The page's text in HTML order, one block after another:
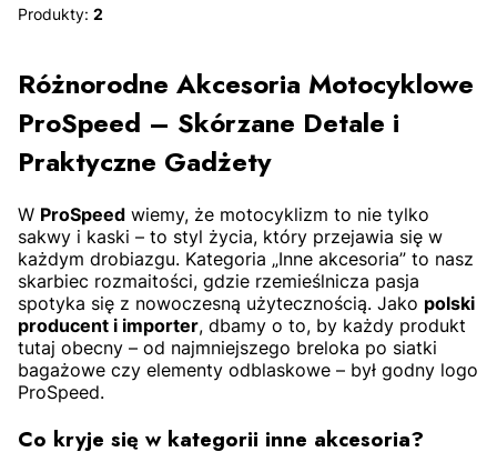
Produkty: 2
Różnorodne Akcesoria Motocyklowe
ProSpeed – Skórzane Detale i
Praktyczne Gadżety
W ProSpeed wiemy, że motocyklizm to nie tylko
sakwy i kaski – to styl życia, który przejawia się w
każdym drobiazgu. Kategoria „Inne akcesoria” to nasz
skarbiec rozmaitości, gdzie rzemieślnicza pasja
spotyka się z nowoczesną użytecznością. Jako polski
producent i importer, dbamy o to, by każdy produkt
tutaj obecny – od najmniejszego breloka po siatki
bagażowe czy elementy odblaskowe – był godny logo
ProSpeed.
Co kryje się w kategorii inne akcesoria?